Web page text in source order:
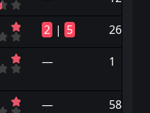
2 | 5 26
— 1
— 58